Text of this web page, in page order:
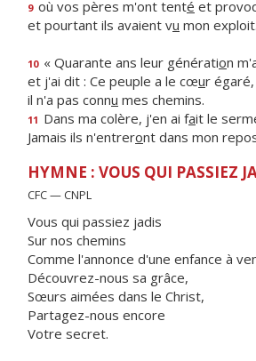
9 où vos pères m'ont tenté et
et pourtant ils avaient vu mon exploit.
10 « Quarante ans leur génération
et j'ai dit : Ce peuple a le cœur égaré,
il n'a pas connu mes chemins.
11 Dans ma colère, j'en ai fait le
Jamais ils n'entreront dans mon
HYMNE : VOUS QUI PASSIEZ
CFC — CNPL
Vous qui passiez jadis
Sur nos chemins
Comme l'annonce d'une enfance à
Découvrez-nous sa grâce,
Sœurs aimées dans le Christ,
Partagez-nous encore
Votre secret.